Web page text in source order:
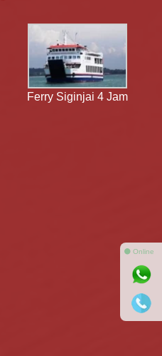
Ferry Siginjai 4 Jam
⚫ Online